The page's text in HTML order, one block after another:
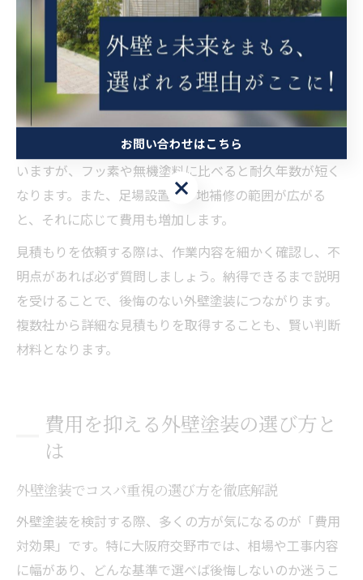
外壁塗装費用を左右する見積もり条件とは
外壁塗装の見積もりには、建物の面積や外壁材の種類、
劣化の進行度合い、塗料のグレード、付帯部の有無など
が大きく影響します。特に塗料の選択は、費用と耐久性
のバランスを考えるうえで重要なポイントです。
例えば、シリコン塗料はコストパフォーマンスに優れて
いますが、フッ素や無機塗料に比べると耐久年数が短く
なります。また、足場設置や下地補修の範囲が広がる
と、それに応じて費用も増加します。
見積もりを依頼する際は、作業内容を細かく確認し、不
明点があれば必ず質問しましょう。納得できるまで説明
を受けることで、後悔のない外壁塗装につながります。
複数社から詳細な見積もりを取得することも、賢い判断
材料となります。
費用を抑える外壁塗装の選び方と
は
外壁塗装でコスパ重視の選び方を徹底解説
外壁塗装を検討する際、多くの方が気になるのが「費用
対効果」です。特に大阪府交野市では、相場や工事内容
に幅があり、どんな基準で選べば後悔しないのか迷うこ
お問い合わせはこちら
お問い合わせはこちら